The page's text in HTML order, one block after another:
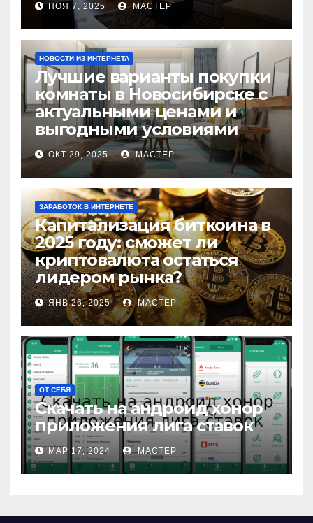
НОЯ 7, 2025 МАСТЕР
НОВОСТИ ИЗ ИНТЕРНЕТА
Лучшие варианты покупки
комнаты в Новосибирске с
актуальными ценами и
выгодными условиями
ОКТ 29, 2025 МАСТЕР
ЗАРАБОТОК В ИНТЕРНЕТЕ
Капитализация биткоина в
2025 году: сможет ли
криптовалюта остаться
лидером рынка?
ЯНВ 26, 2025 МАСТЕР
ОТ СЕБЯ
Скачать на андроид хонор
приложения лига ставок
МАР 17, 2024 МАСТЕР